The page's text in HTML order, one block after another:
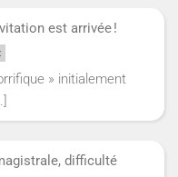
est arrivée !
» initialement
difficulté